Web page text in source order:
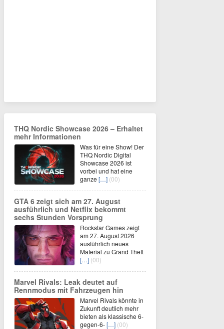
THQ Nordic Showcase 2026 – Erhaltet
mehr Informationen
Was für eine Show! Der
THQ Nordic Digital
Showcase 2026 ist
vorbei und hat eine
ganze […] (00)
GTA 6 zeigt sich am 27. August
ausführlich und Netflix bekommt
sechs Stunden Vorsprung
Rockstar Games zeigt
am 27. August 2026
ausführlich neues
Material zu Grand Theft
[…] (00)
Marvel Rivals: Leak deutet auf
Rennmodus mit Fahrzeugen hin
Marvel Rivals könnte in
Zukunft deutlich mehr
bieten als klassische 6-
gegen-6-[…] (00)